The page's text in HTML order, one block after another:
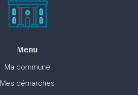
Menu
Ma commune
Mes démarches